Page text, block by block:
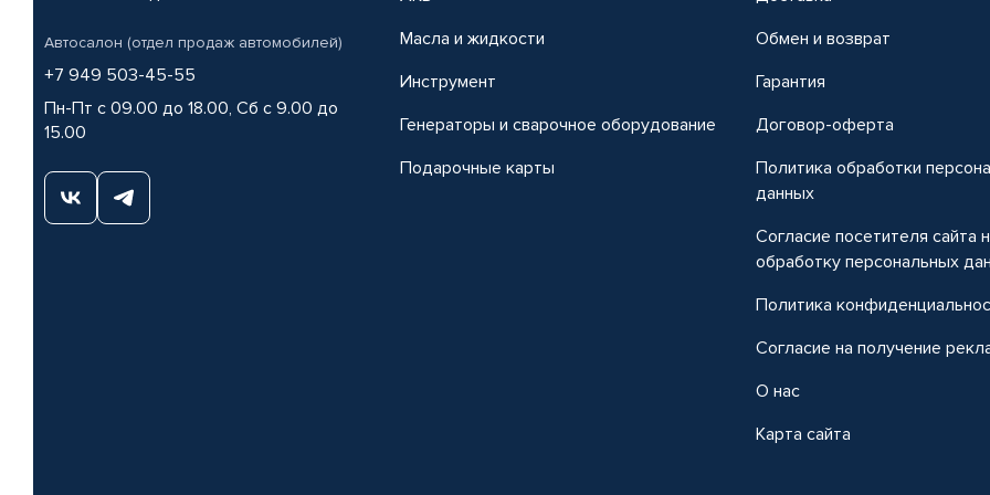
Автосалон (отдел продаж автомобилей)
+7 949 503-45-55
Пн-Пт с 09.00 до 18.00, Сб с 9.00 до
15.00
Масла и жидкости
Инструмент
Генераторы и сварочное оборудование
Подарочные карты
Обмен и возврат
Гарантия
Договор-оферта
Политика обработки
данных
Согласие посетителя сайта
обработку персональных
Политика
Согласие на получение
О нас
Карта сайта